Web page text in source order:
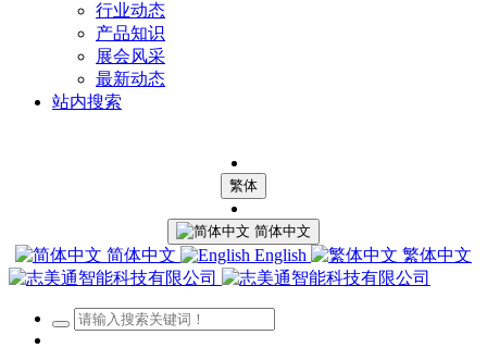
行业动态
产品知识
展会风采
最新动态
站内搜索
繁体
简体中文
简体中文 English 繁体中文